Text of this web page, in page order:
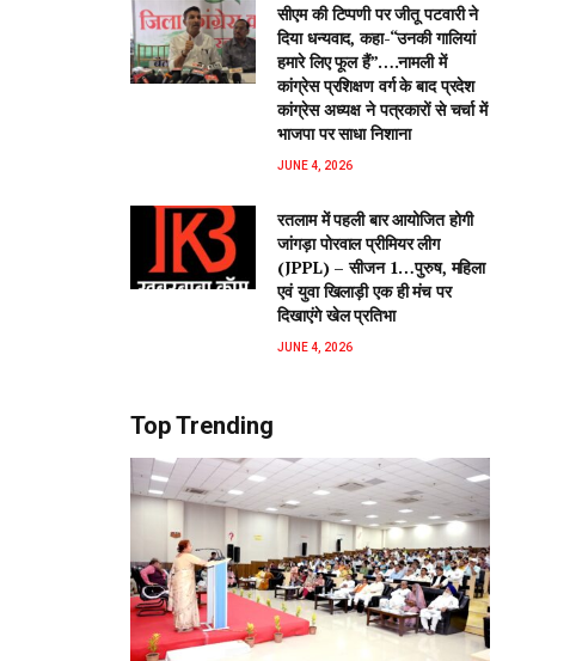
सीएम की टिप्पणी पर जीतू पटवारी ने
दिया धन्यवाद, कहा-“उनकी गालियां
हमारे लिए फूल हैं”….नामली में
कांग्रेस प्रशिक्षण वर्ग के बाद प्रदेश
कांग्रेस अध्यक्ष ने पत्रकारों से चर्चा में
भाजपा पर साधा निशाना
JUNE 4, 2026
रतलाम में पहली बार आयोजित होगी
जांगड़ा पोरवाल प्रीमियर लीग
(JPPL) – सीजन 1…पुरुष, महिला
एवं युवा खिलाड़ी एक ही मंच पर
दिखाएंगे खेल प्रतिभा
JUNE 4, 2026
Top Trending